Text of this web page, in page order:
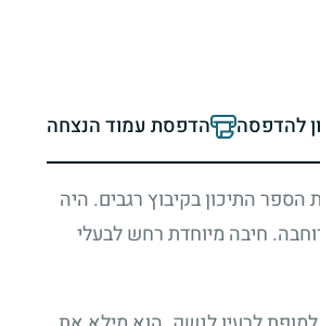
להדפסה הדפסת עמוד הנצחה
התיכון בקיבוץ רגבים. היה
חיבה מיוחדת רחש לבעלי